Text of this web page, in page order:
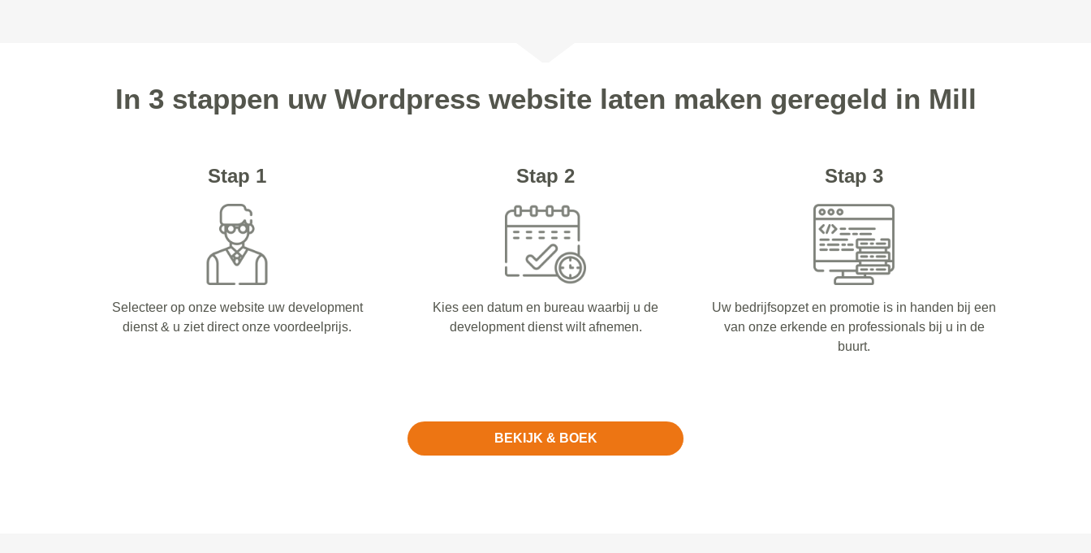
In 3 stappen uw Wordpress website laten maken geregeld in Mill
Stap 1
Selecteer op onze website uw development
dienst & u ziet direct onze voordeelprijs.
Stap 2
Kies een datum en bureau waarbij u de
development dienst wilt afnemen.
Stap 3
Uw bedrijfsopzet en promotie is in handen bij een
van onze erkende en professionals bij u in de
buurt.
BEKIJK & BOEK